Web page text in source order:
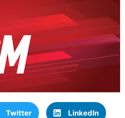
Twitter LinkedIn